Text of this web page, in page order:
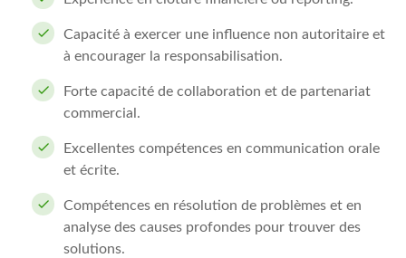
Capacité à exercer une influence non autoritaire et
à encourager la responsabilisation.
Forte capacité de collaboration et de partenariat
commercial.
Excellentes compétences en communication orale
et écrite.
Compétences en résolution de problèmes et en
analyse des causes profondes pour trouver des
solutions.